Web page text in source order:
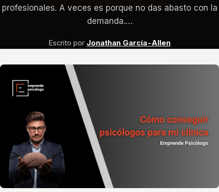
profesionales. A veces es porque no das abasto con la
demanda.…
Escrito por Jonathan García-Allen